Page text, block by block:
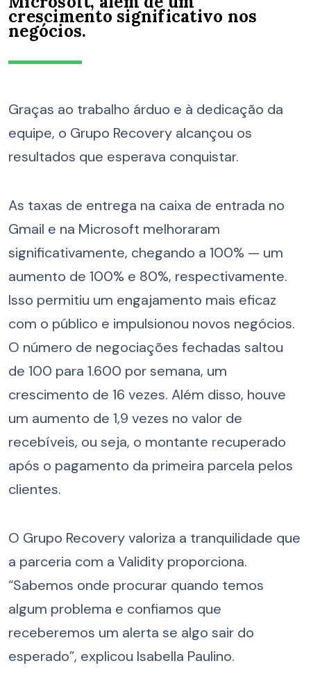
crescimento significativo nos
negócios.
Graças ao trabalho árduo e à dedicação da
equipe, o Grupo Recovery alcançou os
resultados que esperava conquistar.
As taxas de entrega na caixa de entrada no
Gmail e na Microsoft melhoraram
significativamente, chegando a 100% — um
aumento de 100% e 80%, respectivamente.
Isso permitiu um engajamento mais eficaz
com o público e impulsionou novos negócios.
O número de negociações fechadas saltou
de 100 para 1.600 por semana, um
crescimento de 16 vezes. Além disso, houve
um aumento de 1,9 vezes no valor de
recebíveis, ou seja, o montante recuperado
após o pagamento da primeira parcela pelos
clientes.
O Grupo Recovery valoriza a tranquilidade que
a parceria com a Validity proporciona.
“Sabemos onde procurar quando temos
algum problema e confiamos que
receberemos um alerta se algo sair do
esperado”, explicou Isabella Paulino.